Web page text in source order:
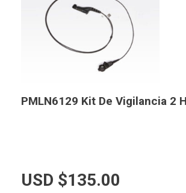
PMLN6129 Kit De Vigilancia 2
USD $135.00